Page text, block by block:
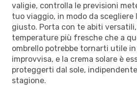
valigie, controlla le previsioni
tuo viaggio, in modo da scegliere
giusto. Porta con te abiti
temperature più fresche che a
ombrello potrebbe tornarti utile
improvvisa, e la crema solare è
proteggerti dal sole,
stagione.